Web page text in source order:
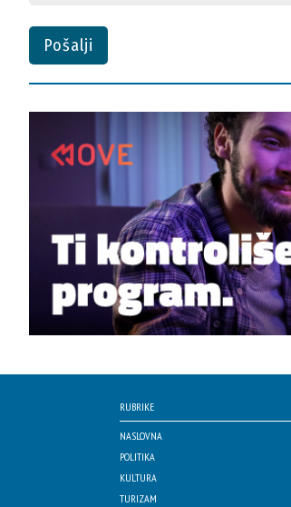
Pošalji
RUBRIKE
NASLOVNA
POLITIKA
KULTURA
TURIZAM